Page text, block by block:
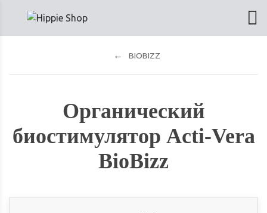
BIOBIZZ
Органический
биостимулятор Acti-Vera
BioBizz